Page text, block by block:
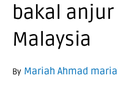
bakal anjur
Malaysia
By Mariah Ahmad